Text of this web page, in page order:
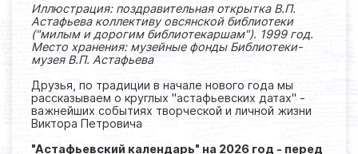
Иллюстрация: поздравительная открытка В.П.
Астафьева коллективу овсянской библиотеки
("милым и дорогим библиотекаршам"). 1999 год.
Место хранения: музейные фонды Библиотеки-
музея В.П. Астафьева
Друзья, по традиции в начале нового года мы
рассказываем о круглых "астафьевских датах" -
важнейших событиях творческой и личной жизни
Виктора Петровича
"Астафьевский календарь" на 2026 год - перед